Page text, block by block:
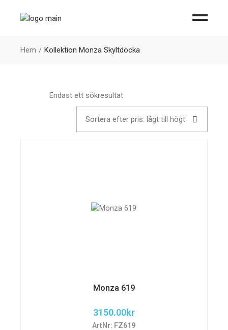
Hem Kollektion Monza Skyltdocka
Endast ett sökresultat
Sortera efter pris: lågt till högt
Monza 619
3150.00kr
ArtNr: FZ619